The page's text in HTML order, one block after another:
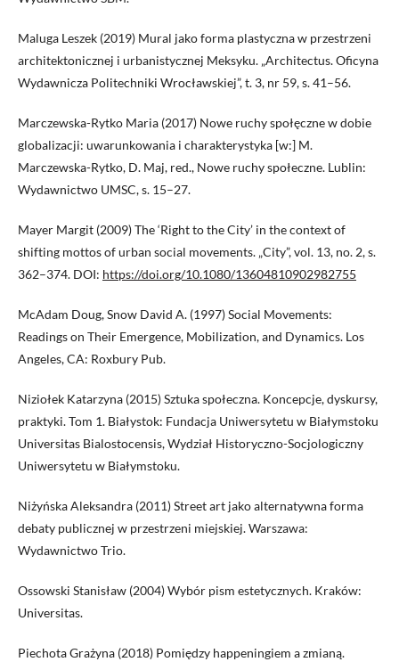
Maluga Leszek (2019) Mural jako forma plastyczna w przestrzeni
architektonicznej i urbanistycznej Meksyku. „Architectus. Oficyna
Wydawnicza Politechniki Wrocławskiej”, t. 3, nr 59, s. 41–56.
Marczewska-Rytko Maria (2017) Nowe ruchy społęczne w dobie
globalizacji: uwarunkowania i charakterystyka [w:] M.
Marczewska-Rytko, D. Maj, red., Nowe ruchy społeczne. Lublin:
Wydawnictwo UMSC, s. 15–27.
Mayer Margit (2009) The ‘Right to the City’ in the context of
shifting mottos of urban social movements. „City”, vol. 13, no. 2, s.
362–374. DOI: https://doi.org/10.1080/13604810902982755
McAdam Doug, Snow David A. (1997) Social Movements:
Readings on Their Emergence, Mobilization, and Dynamics. Los
Angeles, CA: Roxbury Pub.
Niziołek Katarzyna (2015) Sztuka społeczna. Koncepcje, dyskursy,
praktyki. Tom 1. Białystok: Fundacja Uniwersytetu w Białymstoku
Universitas Bialostocensis, Wydział Historyczno-Socjologiczny
Uniwersytetu w Białymstoku.
Niżyńska Aleksandra (2011) Street art jako alternatywna forma
debaty publicznej w przestrzeni miejskiej. Warszawa:
Wydawnictwo Trio.
Ossowski Stanisław (2004) Wybór pism estetycznych. Kraków:
Universitas.
Piechota Grażyna (2018) Pomiędzy happeningiem a zmianą.